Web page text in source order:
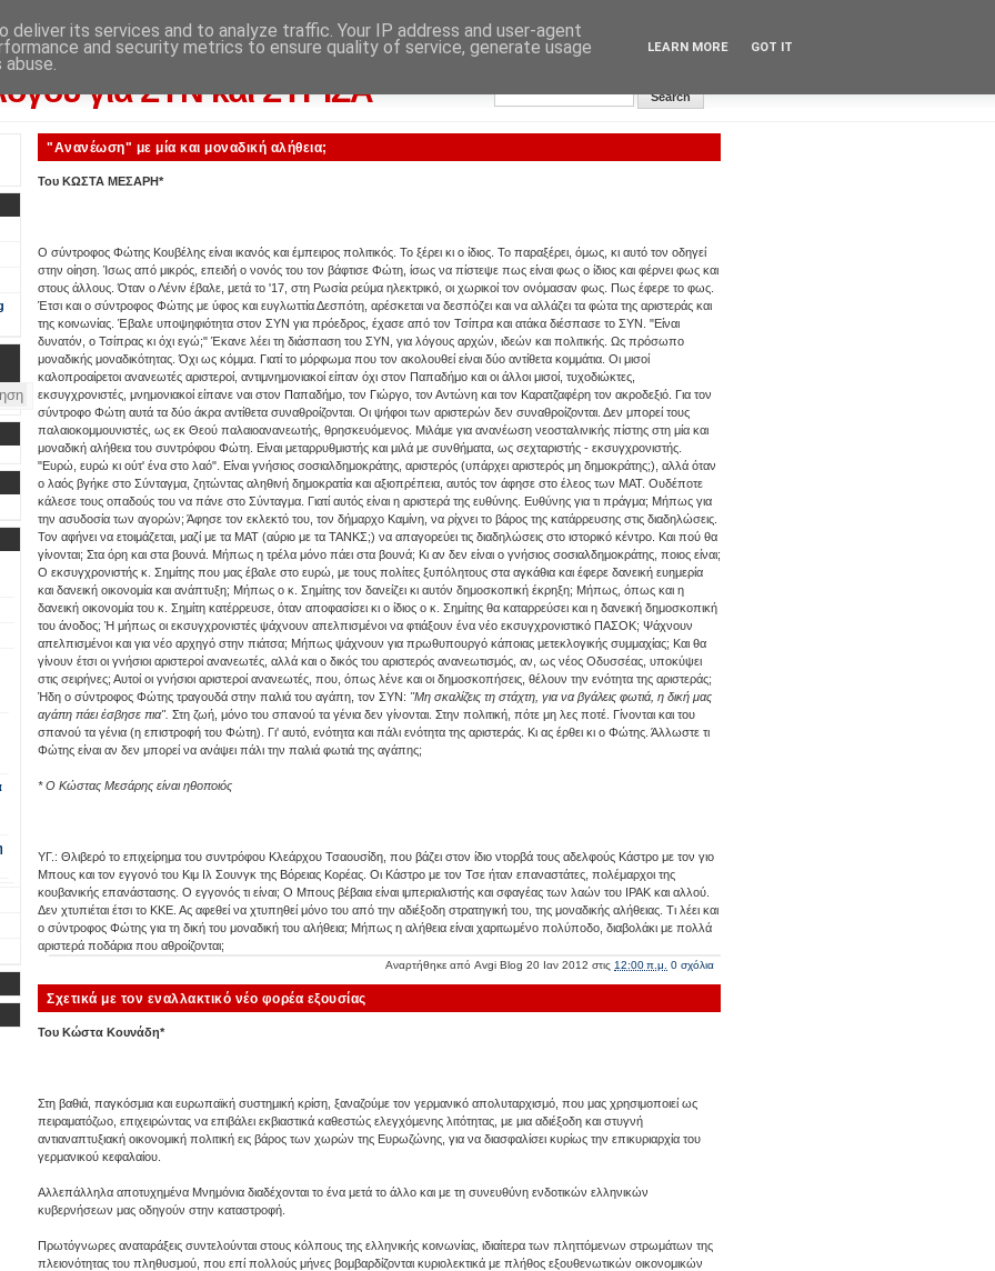
Αυγή: Κεντρική σελίδα
για ΣΥΝ και ΣΥΡΙΖΑ
αποτελέσματος: από την εφημερίδα "Αυγή"
"Ανανέωση" με μία και μοναδική αλήθεια;
Του ΚΩΣΤΑ ΜΕΣΑΡΗ*
Ο σύντροφος Φώτης Κουβέλης είναι ικανός και έμπειρος πολιτικός. Το ξέρει κι ο ίδιος. Το παραξέρει, όμως, κι αυτό τον οδηγεί
στην οίηση. Ίσως από μικρός, επειδή ο νονός του τον βάφτισε Φώτη, ίσως να πίστεψε πως είναι φως ο ίδιος και φέρνει φως και
στους άλλους. Όταν ο Λένιν έβαλε, μετά το '17, στη Ρωσία ρεύμα ηλεκτρικό, οι χωρικοί τον ονόμασαν φως. Πως έφερε το φως.
Έτσι και ο σύντροφος Φώτης με ύφος και ευγλωττία Δεσπότη, αρέσκεται να δεσπόζει και να αλλάζει τα φώτα της αριστεράς και
της κοινωνίας. Έβαλε υποψηφιότητα στον ΣΥΝ για πρόεδρος, έχασε από τον Τσίπρα και ατάκα διέσπασε το ΣΥΝ. "Είναι
δυνατόν, ο Τσίπρας κι όχι εγώ;" Έκανε λέει τη διάσπαση του ΣΥΝ, για λόγους αρχών, ιδεών και πολιτικής. Ως πρόσωπο
μοναδικής μοναδικότητας. Όχι ως κόμμα. Γιατί το μόρφωμα που τον ακολουθεί είναι δύο αντίθετα κομμάτια. Οι μισοί
καλοπροαίρετοι ανανεωτές αριστεροί, αντιμνημονιακοί είπαν όχι στον Παπαδήμο και οι άλλοι μισοί, τυχοδιώκτες,
εκσυγχρονιστές, μνημονιακοί είπανε ναι στον Παπαδήμο, τον Γιώργο, τον Αντώνη και τον Καρατζαφέρη τον ακροδεξιό. Για τον
σύντροφο Φώτη αυτά τα δύο άκρα αντίθετα συναθροίζονται. Οι ψήφοι των αριστερών δεν συναθροίζονται. Δεν μπορεί τους
παλαιοκομμουνιστές, ως εκ Θεού παλαιοανανεωτής, θρησκευόμενος. Μιλάμε για ανανέωση νεοσταλινικής πίστης στη μία και
μοναδική αλήθεια του συντρόφου Φώτη. Είναι μεταρρυθμιστής και μιλά με συνθήματα, ως σεχταριστής - εκσυγχρονιστής.
"Ευρώ, ευρώ κι ούτ' ένα στο λαό". Είναι γνήσιος σοσιαλδημοκράτης, αριστερός (υπάρχει αριστερός μη δημοκράτης;), αλλά όταν
ο λαός βγήκε στο Σύνταγμα, ζητώντας αληθινή δημοκρατία και αξιοπρέπεια, αυτός τον άφησε στο έλεος των ΜΑΤ. Ουδέποτε
κάλεσε τους οπαδούς του να πάνε στο Σύνταγμα. Γιατί αυτός είναι η αριστερά της ευθύνης. Ευθύνης για τι πράγμα; Μήπως για
την ασυδοσία των αγορών; Άφησε τον εκλεκτό του, τον δήμαρχο Καμίνη, να ρίχνει το βάρος της κατάρρευσης στις διαδηλώσεις.
Τον αφήνει να ετοιμάζεται, μαζί με τα ΜΑΤ (αύριο με τα ΤΑΝΚΣ;) να απαγορεύει τις διαδηλώσεις στο ιστορικό κέντρο. Και πού θα
γίνονται; Στα όρη και στα βουνά. Μήπως η τρέλα μόνο πάει στα βουνά; Κι αν δεν είναι ο γνήσιος σοσιαλδημοκράτης, ποιος είναι;
Ο εκσυγχρονιστής κ. Σημίτης που μας έβαλε στο ευρώ, με τους πολίτες ξυπόλητους στα αγκάθια και έφερε δανεική ευημερία
και δανεική οικονομία και ανάπτυξη; Μήπως ο κ. Σημίτης τον δανείζει κι αυτόν δημοσκοπική έκρηξη; Μήπως, όπως και η
δανεική οικονομία του κ. Σημίτη κατέρρευσε, όταν αποφασίσει κι ο ίδιος ο κ. Σημίτης θα καταρρεύσει και η δανεική δημοσκοπική
του άνοδος; Ή μήπως οι εκσυγχρονιστές ψάχνουν απελπισμένοι να φτιάξουν ένα νέο εκσυγχρονιστικό ΠΑΣΟΚ; Ψάχνουν
απελπισμένοι και για νέο αρχηγό στην πιάτσα; Μήπως ψάχνουν για πρωθυπουργό κάποιας μετεκλογικής συμμαχίας; Και θα
γίνουν έτσι οι γνήσιοι αριστεροί ανανεωτές, αλλά και ο δικός του αριστερός ανανεωτισμός, αν, ως νέος Οδυσσέας, υποκύψει
στις σειρήνες; Αυτοί οι γνήσιοι αριστεροί ανανεωτές, που, όπως λένε και οι δημοσκοπήσεις, θέλουν την ενότητα της αριστεράς;
Ήδη ο σύντροφος Φώτης τραγουδά στην παλιά του αγάπη, τον ΣΥΝ: "Μη σκαλίζεις τη στάχτη, για να βγάλεις φωτιά, η δική μας
αγάπη πάει έσβησε πια". Στη ζωή, μόνο του σπανού τα γένια δεν γίνονται. Στην πολιτική, πότε μη λες ποτέ. Γίνονται και του
σπανού τα γένια (η επιστροφή του Φώτη). Γι' αυτό, ενότητα και πάλι ενότητα της αριστεράς. Κι ας έρθει κι ο Φώτης. Άλλωστε τι
Φώτης είναι αν δεν μπορεί να ανάψει πάλι την παλιά φωτιά της αγάπης;
* Ο Κώστας Μεσάρης είναι ηθοποιός
ΥΓ.: Θλιβερό το επιχείρημα του συντρόφου Κλεάρχου Τσαουσίδη, που βάζει στον ίδιο ντορβά τους αδελφούς Κάστρο με τον γιο
Μπους και τον εγγονό του Κιμ Ιλ Σουνγκ της Βόρειας Κορέας. Οι Κάστρο με τον Τσε ήταν επαναστάτες, πολέμαρχοι της
κουβανικής επανάστασης. Ο εγγονός τι είναι; Ο Μπους βέβαια είναι ιμπεριαλιστής και σφαγέας των λαών του ΙΡΑΚ και αλλού.
Δεν χτυπιέται έτσι το ΚΚΕ. Ας αφεθεί να χτυπηθεί μόνο του από την αδιέξοδη στρατηγική του, της μοναδικής αλήθειας. Τι λέει και
ο σύντροφος Φώτης για τη δική του μοναδική του αλήθεια; Μήπως η αλήθεια είναι χαριτωμένο πολύποδο, διαβολάκι με πολλά
αριστερά ποδάρια που αθροίζονται;
Αναρτήθηκε από Avgi Blog 20 Ιαν 2012 στις 12:00 π.μ. 0 σχόλια
Σχετικά με τον εναλλακτικό νέο φορέα εξουσίας
Του Κώστα Κουνάδη*
Στη βαθιά, παγκόσμια και ευρωπαϊκή συστημική κρίση, ξαναζούμε τον γερμανικό απολυταρχισμό, που μας χρησιμοποιεί ως
πειραματόζωο, επιχειρώντας να επιβάλει εκβιαστικά καθεστώς ελεγχόμενης λιτότητας, με μια αδιέξοδη και στυγνή
αντιαναπτυξιακή οικονομική πολιτική εις βάρος των χωρών της Ευρωζώνης, για να διασφαλίσει κυρίως την επικυριαρχία του
γερμανικού κεφαλαίου.
Αλλεπάλληλα αποτυχημένα Μνημόνια διαδέχονται το ένα μετά το άλλο και με τη συνευθύνη ενδοτικών ελληνικών
κυβερνήσεων μας οδηγούν στην καταστροφή.
Πρωτόγνωρες αναταράξεις συντελούνται στους κόλπους της ελληνικής κοινωνίας, ιδιαίτερα των πληττόμενων στρωμάτων της
πλειονότητας του πληθυσμού, που επί πολλούς μήνες βομβαρδίζονται κυριολεκτικά με πλήθος εξουθενωτικών οικονομικών
its services and to analyze traffic. Your IP address and user-agent
and security metrics to ensure quality of service, generate usage LEARN MORE GOT IT